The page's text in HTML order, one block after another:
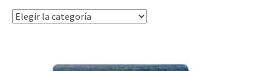
Categorías